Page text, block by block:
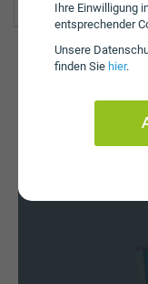
Ihre Einwilligung
entsprechender
Unsere
finden Sie hier.
So